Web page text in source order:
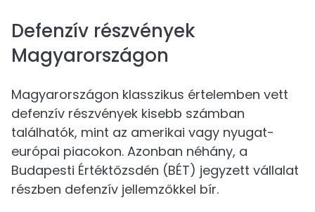
Defenzív részvények
Magyarországon
Magyarországon klasszikus értelemben vett
defenzív részvények kisebb számban
találhatók, mint az amerikai vagy nyugat-
európai piacokon. Azonban néhány, a
Budapesti Értéktőzsdén (BÉT) jegyzett vállalat
részben defenzív jellemzőkkel bír.